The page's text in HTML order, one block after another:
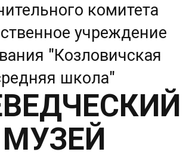
комитета
учреждение
"Козловичская
школа"
МУЗЕЙ